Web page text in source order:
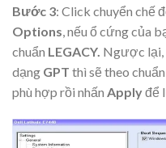
Bước 3: Click chuyển chế
Options, nếu ổ cứng của
chuẩn LEGACY. Ngược lại,
dạng GPT thì sẽ theo chuẩn
phù hợp rồi nhấn Applyđể